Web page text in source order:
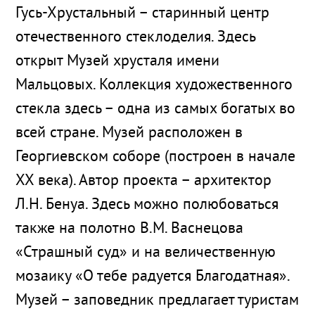
Гусь-Хрустальный – старинный центр
отечественного стеклоделия. Здесь
открыт Музей хрусталя имени
Мальцовых. Коллекция художественного
стекла здесь – одна из самых богатых во
всей стране. Музей расположен в
Георгиевском соборе (построен в начале
ХХ века). Автор проекта – архитектор
Л.Н. Бенуа. Здесь можно полюбоваться
также на полотно В.М. Васнецова
«Страшный суд» и на величественную
мозаику «О тебе радуется Благодатная».
Музей – заповедник предлагает туристам